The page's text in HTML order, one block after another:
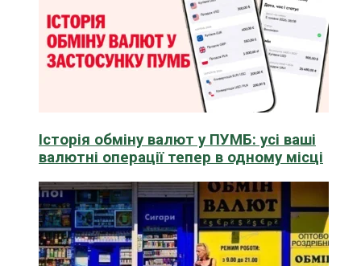
Історія обміну валют у ПУМБ: усі ваші
валютні операції тепер в одному місці